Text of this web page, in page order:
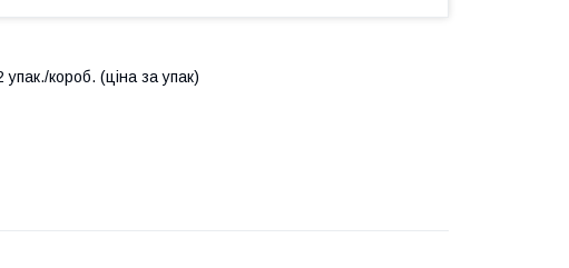
короб. (ціна за упак)